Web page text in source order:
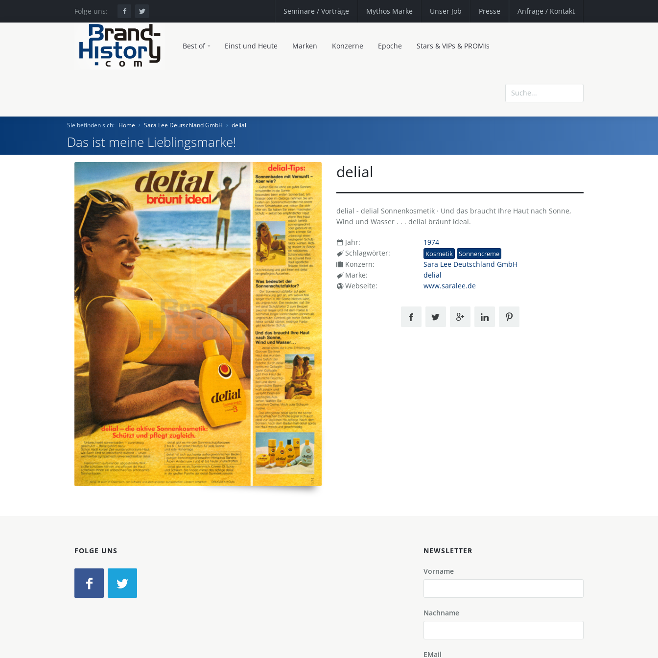
Folge uns: Seminare / Vorträge Mythos Marke Unser Job Presse Anfrage / Kontakt
Best of Einst und Heute Marken Konzerne Epoche Stars & VIPs & PROMIs
Home
Einst und Heute
Marken
Konzerne
Epoche
Sie befinden sich: Home Sara Lee Deutschland GmbH delial
Das ist meine Lieblingsmarke!
delial
delial - delial Sonnenkosmetik · Und das braucht Ihre Haut nach Sonne,
Wind und Wasser . . . delial bräunt ideal.
Jahr:
1974
Schlagwörter:
Kosmetik Sonnencreme
Konzern:
Sara Lee Deutschland GmbH
Marke:
delial
Webseite:
www.saralee.de
FOLGE UNS NEWSLETTER
Vorname
Nachname
EMail